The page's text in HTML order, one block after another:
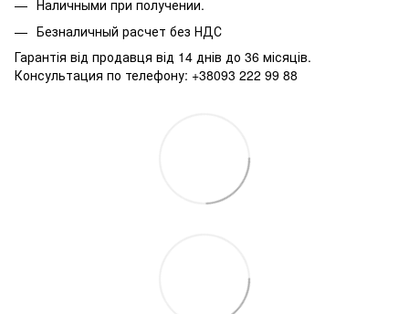
Наличными при получении.
Безналичный расчет без НДС
Гарантія від продавця від 14 днів до 36 місяців.
Консультация по телефону: +38093 222 99 88